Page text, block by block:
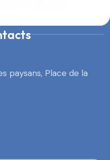
paysans, Place de la